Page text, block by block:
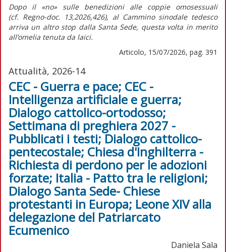
Dopo il «no» sulle benedizioni alle coppie omosessuali
(cf. Regno-doc. 13,2026,426), al Cammino sinodale tedesco
arriva un altro stop dalla Santa Sede, questa volta in merito
all’omelia tenuta da laici.
Articolo, 15/07/2026, pag. 391
Attualità, 2026-14
CEC - Guerra e pace; CEC -
Intelligenza artificiale e guerra;
Dialogo cattolico-ortodosso;
Settimana di preghiera 2027 -
Pubblicati i testi; Dialogo cattolico-
pentecostale; Chiesa d'Inghilterra -
Richiesta di perdono per le adozioni
forzate; Italia - Patto tra le religioni;
Dialogo Santa Sede- Chiese
protestanti in Europa; Leone XIV alla
delegazione del Patriarcato
Ecumenico
Daniela Sala